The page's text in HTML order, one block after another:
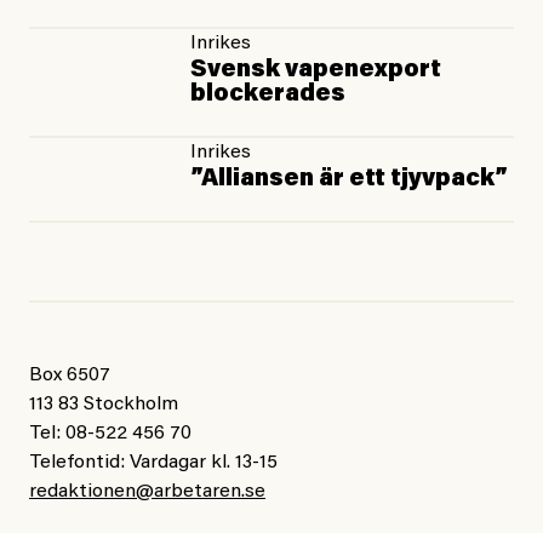
Inrikes
Svensk vapenexport
blockerades
Inrikes
”Alliansen är ett tjyvpack”
Box 6507
113 83 Stockholm
Tel: 08-522 456 70
Telefontid: Vardagar kl. 13-15
redaktionen@arbetaren.se